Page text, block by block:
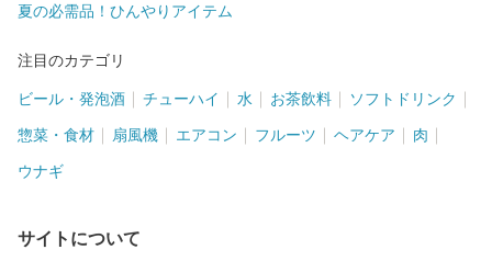
夏の必需品！ひんやりアイテム
注目のカテゴリ
ビール・発泡酒 チューハイ 水 お茶飲料 ソフトドリンク
惣菜・食材 扇風機 エアコン フルーツ ヘアケア 肉
ウナギ
サイトについて